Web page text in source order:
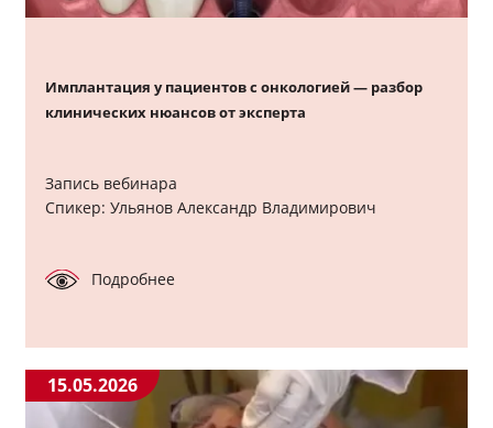
Имплантация у пациентов с онкологией — разбор
клинических нюансов от эксперта
Запись вебинара
Спикер: Ульянов Александр Владимирович
Подробнее
15.05.2026